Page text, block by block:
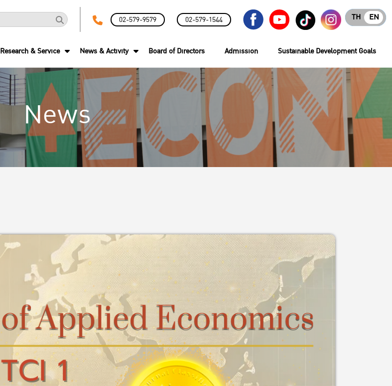
02-579-9579 02-579-1544 EN
TH
Research & Service News & Activity Board of Directors Admission Sustainable Development Goals
News